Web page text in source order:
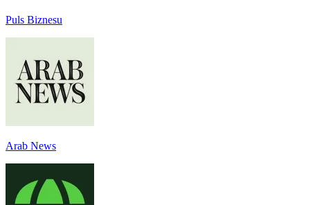
Puls Biznesu
Arab News